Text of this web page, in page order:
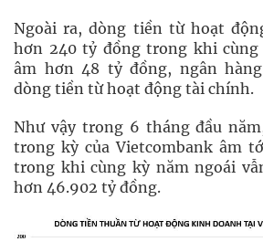
Ngoài ra, dòng tiền từ hoạt
hơn 240 tỷ đồng trong khi
âm hơn 48 tỷ đồng, ngân
dòng tiền từ hoạt động tài chính.
Như vậy trong 6 tháng đầu
trong kỳ của Vietcombank âm
trong khi cùng kỳ năm ngoái
hơn 46.902 tỷ đồng.